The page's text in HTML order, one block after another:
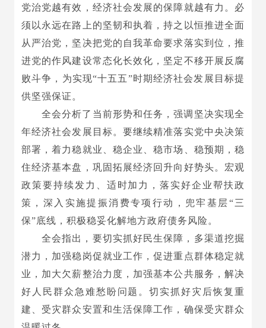
党治党越有效，经济社会发展的保障就越有力。必
须以永远在路上的坚韧和执着，持之以恒推进全面
从严治党，坚决把党的自我革命要求落实到位，推
进党的作风建设常态化长效化，坚定不移开展反腐
败斗争，为实现“十五五”时期经济社会发展目标提
供坚强保证。
全会分析了当前形势和任务，强调坚决实现全
年经济社会发展目标。要继续精准落实党中央决策
部署，着力稳就业、稳企业、稳市场、稳预期，稳
住经济基本盘，巩固拓展经济回升向好势头。宏观
政策要持续发力、适时加力，落实好企业帮扶政
策，深入实施提振消费专项行动，兜牢基层“三
保”底线，积极稳妥化解地方政府债务风险。
全会指出，要切实抓好民生保障，多渠道挖掘
潜力，加强稳岗促就业工作，促进重点群体稳定就
业，加大欠薪整治力度，加强基本公共服务，解决
好人民群众急难愁盼问题。切实抓好灾后恢复重
建、受灾群众安置和生活保障工作，确保受灾群众